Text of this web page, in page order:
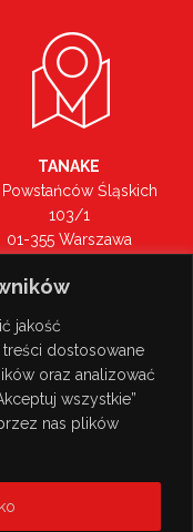
jakość
dostosowane
oraz analizować
wszystkie”
nas plików
TANAKE
Powstańców Śląskich
103/1
01-355 Warszawa
Zobacz na mapie >